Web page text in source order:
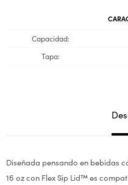
Capacidad
Tapa
Diseñada pensando en bebidas
16 oz con Flex Sip Lid™ es